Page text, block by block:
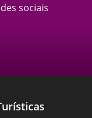
sociais